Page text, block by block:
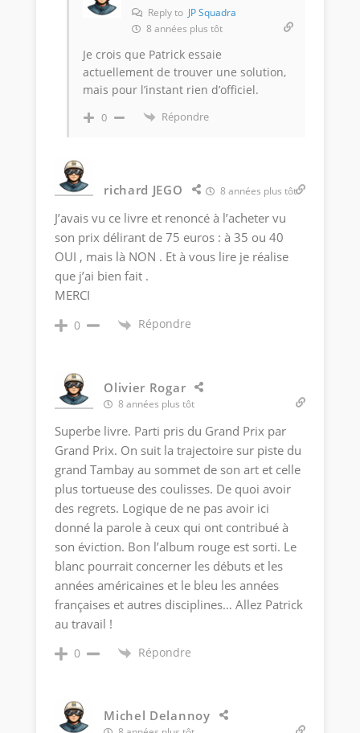
Reply to JP Squadra
8 années plus tôt
Je crois que Patrick essaie
actuellement de trouver une solution,
mais pour l’instant rien d’officiel.
0 Répondre
richard JEGO 8 années plus tôt
J’avais vu ce livre et renoncé à l’acheter vu
son prix délirant de 75 euros : à 35 ou 40
OUI , mais là NON . Et à vous lire je réalise
que j’ai bien fait .
MERCI
0 Répondre
Olivier Rogar
8 années plus tôt
Superbe livre. Parti pris du Grand Prix par
Grand Prix. On suit la trajectoire sur piste du
grand Tambay au sommet de son art et celle
plus tortueuse des coulisses. De quoi avoir
des regrets. Logique de ne pas avoir ici
donné la parole à ceux qui ont contribué à
son éviction. Bon l’album rouge est sorti. Le
blanc pourrait concerner les débuts et les
années américaines et le bleu les années
françaises et autres disciplines… Allez Patrick
au travail !
0 Répondre
Michel Delannoy